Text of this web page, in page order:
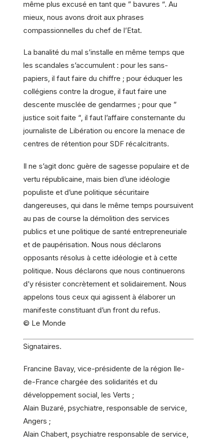
même plus excusé en tant que ” bavures “. Au
mieux, nous avons droit aux phrases
compassionnelles du chef de l’Etat.
La banalité du mal s’installe en même temps que
les scandales s’accumulent : pour les sans-
papiers, il faut faire du chiffre ; pour éduquer les
collégiens contre la drogue, il faut faire une
descente musclée de gendarmes ; pour que ”
justice soit faite “, il faut l’affaire consternante du
journaliste de Libération ou encore la menace de
centres de rétention pour SDF récalcitrants.
Il ne s’agit donc guère de sagesse populaire et de
vertu républicaine, mais bien d’une idéologie
populiste et d’une politique sécuritaire
dangereuses, qui dans le même temps poursuivent
au pas de course la démolition des services
publics et une politique de santé entrepreneuriale
et de paupérisation. Nous nous déclarons
opposants résolus à cette idéologie et à cette
politique. Nous déclarons que nous continuerons
d’y résister concrètement et solidairement. Nous
appelons tous ceux qui agissent à élaborer un
manifeste constituant d’un front du refus.
© Le Monde
Signataires.
Francine Bavay, vice-présidente de la région Ile-
de-France chargée des solidarités et du
développement social, les Verts ;
Alain Buzaré, psychiatre, responsable de service,
Angers ;
Alain Chabert, psychiatre responsable de service,